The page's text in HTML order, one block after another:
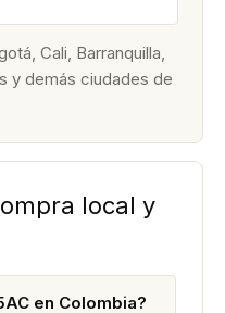
Cali, Barranquilla,
y demás ciudades de
local y
en Colombia?